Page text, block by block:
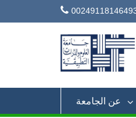
عن الجامعة